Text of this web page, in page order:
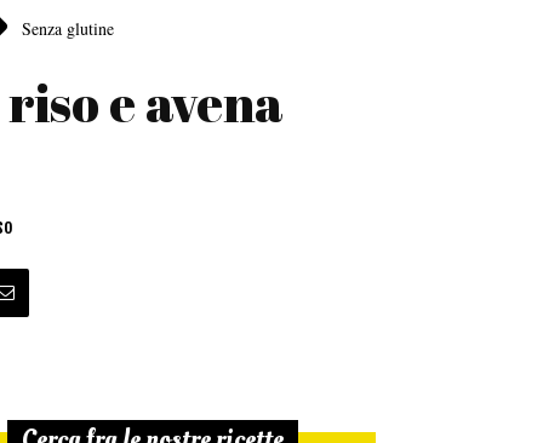
Senza glutine
e avena